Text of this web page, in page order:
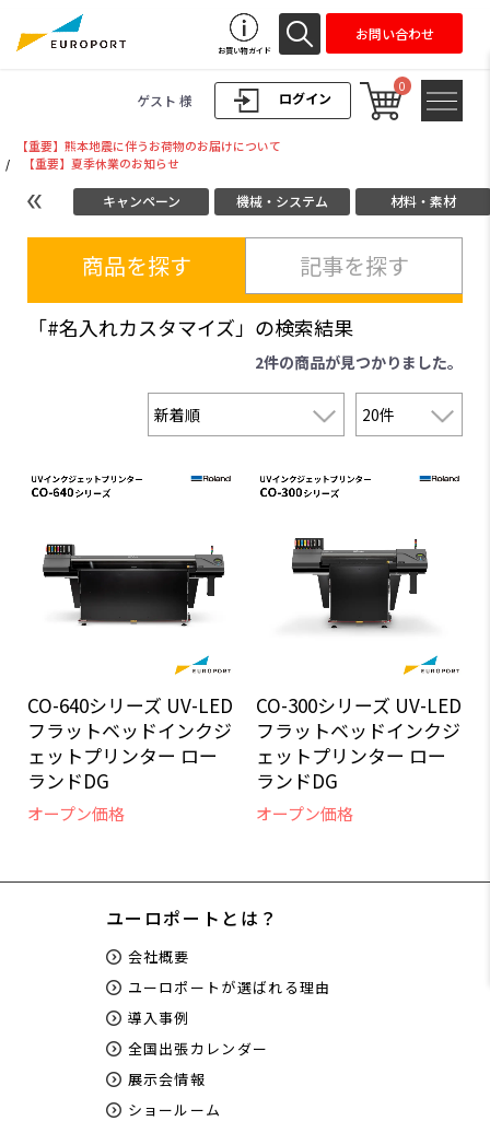
ログイン
ゲスト 様
0
お買い物ガイド
お問い合わせ
【重要】熊本地震に伴うお荷物のお届けについて
/
【重要】夏季休業のお知らせ
キャンペーン 機械・システム 材料・素材
商品を探す 記事を探す
「#名入れカスタマイズ」の検索結果
2件の商品が見つかりました。
CO-640シリーズ UV-LED
フラットベッドインクジ
ェットプリンター ロー
ランドDG
オープン価格
CO-300シリーズ UV-LED
フラットベッドインクジ
ェットプリンター ロー
ランドDG
オープン価格
ユーロポートとは？
会社概要
ユーロポートが選ばれる理由
導入事例
全国出張カレンダー
展示会情報
ショールーム